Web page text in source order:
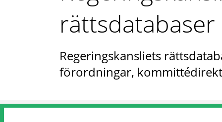
rättsdatabaser
Regeringskansliets
förordningar,